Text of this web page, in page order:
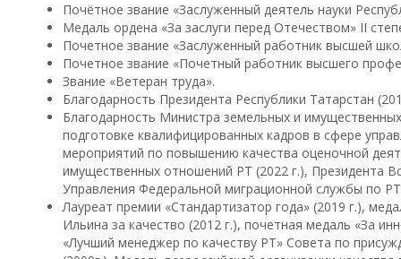
Почётное звание «Заслуженный деятель науки
Медаль ордена «За заслуги перед Отечеством» II
Почетное звание «Заслуженный работник высшей
Почетное звание «Почетный работник высшего
Звание «Ветеран труда».
Благодарность Президента Республики Татарстан
Благодарность Министра земельных и
подготовке квалифицированных кадров в сфере
мероприятий по повышению качества оценочной
имущественных отношений РТ (2022 г.), Президента
Управления Федеральной миграционной службы по РТ
Лауреат премии «Стандартизатор года» (2019 г.),
Ильина за качество (2012 г.), почетная медаль «За
«Лучший менеджер по качеству РТ» Совета по